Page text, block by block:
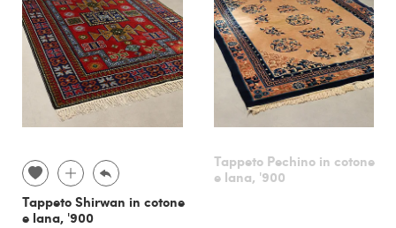
Tappeto Shirwan in cotone
e lana, '900
Tappeto Pechino in cotone
e lana, '900